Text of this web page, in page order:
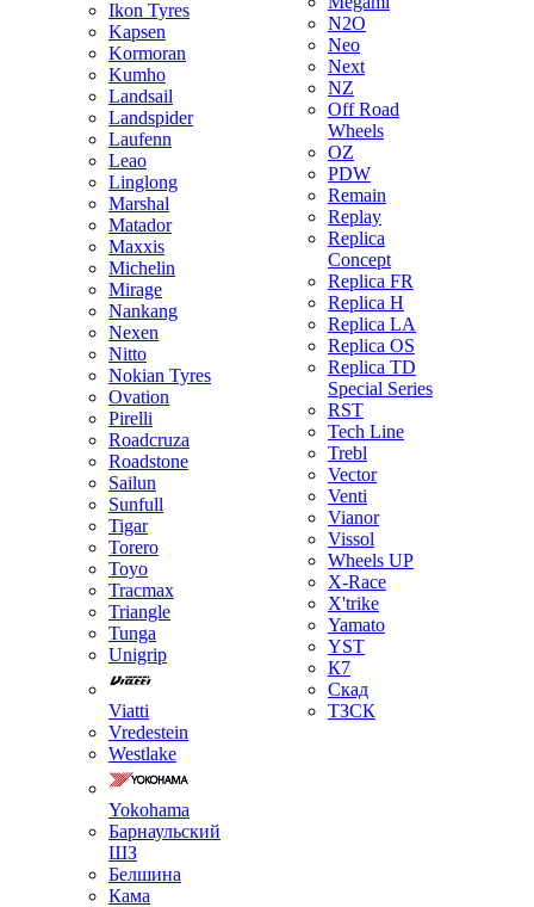
Ikon Tyres
Kapsen
Kormoran
Kumho
Landsail
Landspider
Laufenn
Leao
Linglong
Marshal
Matador
Maxxis
Michelin
Mirage
Nankang
Nexen
Nitto
Nokian Tyres
Ovation
Pirelli
Roadcruza
Roadstone
Sailun
Sunfull
Tigar
Torero
Toyo
Tracmax
Triangle
Tunga
Unigrip
Viatti
Vredestein
Westlake
Yokohama
Барнаульский
ШЗ
Белшина
Кама
N2O
Neo
Next
NZ
Off Road
Wheels
OZ
PDW
Remain
Replay
Replica
Concept
Replica FR
Replica H
Replica LA
Replica OS
Replica TD
Special Series
RST
Tech Line
Trebl
Vector
Venti
Vianor
Vissol
Wheels UP
X-Race
X'trike
Yamato
YST
К7
Скад
ТЗСК